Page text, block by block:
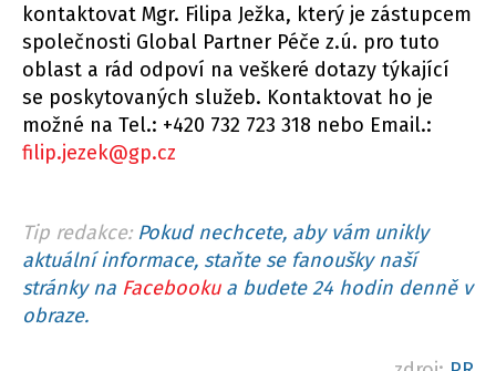
kontaktovat Mgr. Filipa Ježka, který je zástupcem
společnosti Global Partner Péče z.ú. pro tuto
oblast a rád odpoví na veškeré dotazy týkající
se poskytovaných služeb. Kontaktovat ho je
možné na Tel.: +420 732 723 318 nebo Email.:
filip.jezek@gp.cz
Tip redakce: Pokud nechcete, aby vám unikly
aktuální informace, staňte se fanoušky naší
stránky na Facebookua budete 24 hodin denně v
obraze.